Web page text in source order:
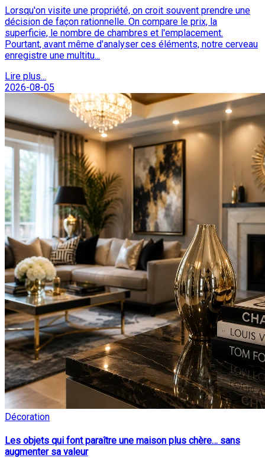
Lorsqu'on visite une propriété, on croit souvent prendre une
décision de façon rationnelle. On compare le prix, la
superficie, le nombre de chambres et l'emplacement.
Pourtant, avant même d'analyser ces éléments, notre cerveau
enregistre une multitu...
Lire plus...
2026-08-05
Décoration
Les objets qui font paraître une maison plus chère… sans
augmenter sa valeur